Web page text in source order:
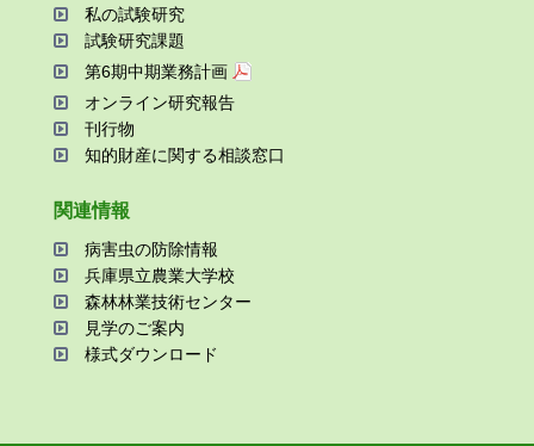
私の試験研究
試験研究課題
第6期中期業務計画
オンライン研究報告
刊⾏物
知的財産に関する相談窓⼝
関連情報
病害⾍の防除情報
兵庫県⽴農業⼤学校
森林林業技術センター
⾒学のご案内
様式ダウンロード